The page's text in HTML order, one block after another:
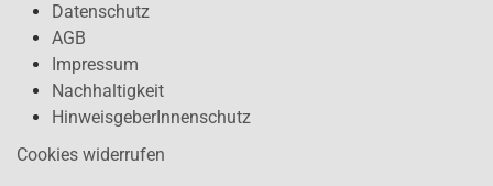
Datenschutz
AGB
Impressum
Nachhaltigkeit
HinweisgeberInnenschutz
Cookies widerrufen